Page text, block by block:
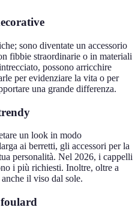
sono diventate un accessorio
fibbie straordinarie o in materiali
possono arricchire
per evidenziare la vita o per
una grande differenza.
un look in modo
ai berretti, gli accessori per la
personalità. Nel 2026, i cappelli
i più richiesti. Inoltre, oltre a
il viso dal sole.
foulard